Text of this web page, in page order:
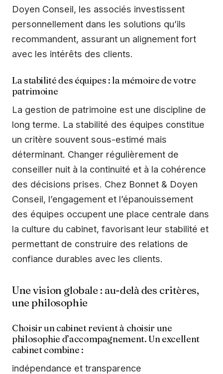
Doyen Conseil, les associés investissent
personnellement dans les solutions qu’ils
recommandent, assurant un alignement fort
avec les intérêts des clients.
La stabilité des équipes : la mémoire de votre
patrimoine
La gestion de patrimoine est une discipline de
long terme. La stabilité des équipes constitue
un critère souvent sous-estimé mais
déterminant. Changer régulièrement de
conseiller nuit à la continuité et à la cohérence
des décisions prises. Chez Bonnet & Doyen
Conseil, l’engagement et l’épanouissement
des équipes occupent une place centrale dans
la culture du cabinet, favorisant leur stabilité et
permettant de construire des relations de
confiance durables avec les clients.
Une vision globale : au-delà des critères,
une philosophie
Choisir un cabinet revient à choisir une
philosophie d’accompagnement. Un excellent
cabinet combine :
indépendance et transparence